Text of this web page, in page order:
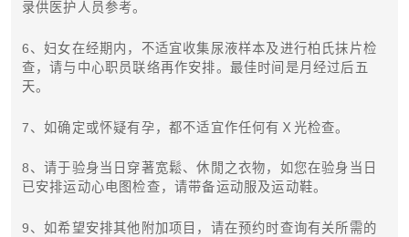
录供医护人员参考。
6、妇女在经期内，不适宜收集尿液样本及进行柏氏抹片检
查，请与中心职员联络再作安排。最佳时间是月经过后五
天。
7、如确定或怀疑有孕，都不适宜作任何有Ｘ光检查。
8、请于验身当日穿著宽鬆、休閒之衣物，如您在验身当日
已安排运动心电图检查，请带备运动服及运动鞋。
9、如希望安排其他附加项目，请在预约时查询有关所需的